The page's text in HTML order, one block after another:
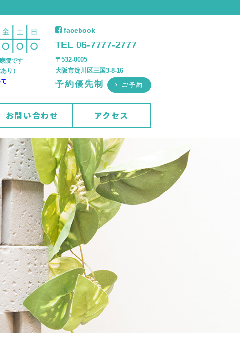
facebook
TEL 06-7777-2777
〒532-0005
大阪市淀川区三国3-8-16
予約優先制 ご予約
院です
り）
お問い合わせ アクセス